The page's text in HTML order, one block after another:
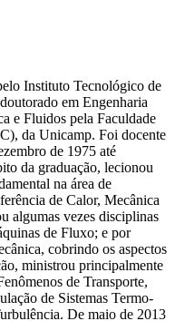
Instituto Tecnológico de
em Engenharia
e Fluidos pela Faculdade
da Unicamp. Foi docente
de 1975 até
da graduação, lecionou
na área de
de Calor, Mecânica
algumas vezes disciplinas
de Fluxo; e por
cobrindo os aspectos
ministrou principalmente
de Transporte,
de Sistemas Termo-
De maio de 2013